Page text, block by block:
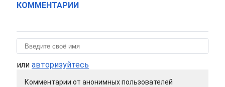
КОММЕНТАРИИ
или авторизуйтесь
Комментарии от анонимных пользователей